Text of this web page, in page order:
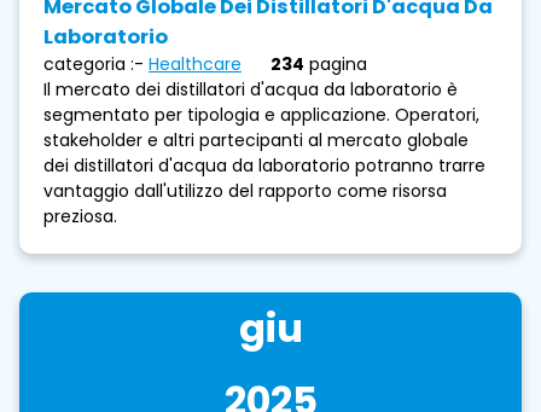
Mercato Globale Dei Distillatori D'acqua Da
Laboratorio
categoria :- Healthcare 234 pagina
Il mercato dei distillatori d'acqua da laboratorio è
segmentato per tipologia e applicazione. Operatori,
stakeholder e altri partecipanti al mercato globale
dei distillatori d'acqua da laboratorio potranno trarre
vantaggio dall'utilizzo del rapporto come risorsa
preziosa.
giu
2025